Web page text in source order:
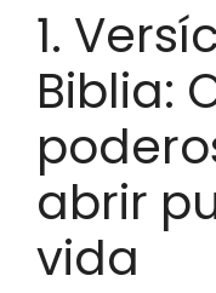
1.
Biblia:
abrir
vida